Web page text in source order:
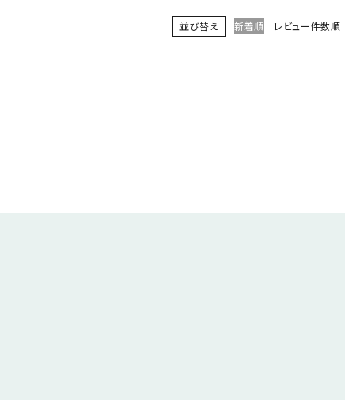
並び替え 新着順 レビュー件数順